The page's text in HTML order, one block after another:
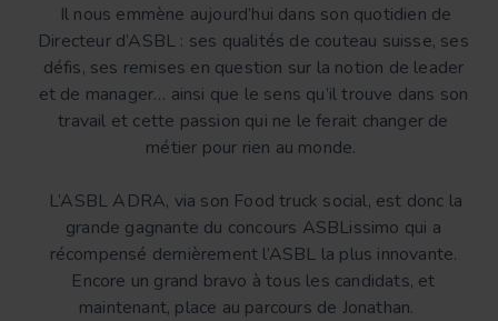
Il nous emmène aujourd’hui dans son quotidien de
Directeur d’ASBL : ses qualités de couteau suisse, ses
défis, ses remises en question sur la notion de leader
et de manager… ainsi que le sens qu’il trouve dans son
travail et cette passion qui ne le ferait changer de
métier pour rien au monde.
L’ASBL ADRA, via son Food truck social, est donc la
grande gagnante du concours ASBLissimo qui a
récompensé dernièrement l’ASBL la plus innovante.
Encore un grand bravo à tous les candidats, et
maintenant, place au parcours de Jonathan.